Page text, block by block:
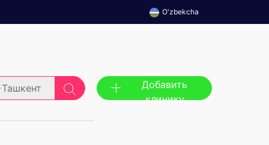
O'zbekcha
Ташкент
Добавить
клинику